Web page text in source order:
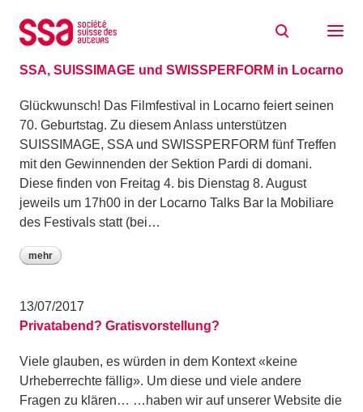
26/07/2017
SSA, SUISSIMAGE und SWISSPERFORM in Locarno
Glückwunsch! Das Filmfestival in Locarno feiert seinen
70. Geburtstag. Zu diesem Anlass unterstützen
SUISSIMAGE, SSA und SWISSPERFORM fünf Treffen
mit den Gewinnenden der Sektion Pardi di domani.
Diese finden von Freitag 4. bis Dienstag 8. August
jeweils um 17h00 in der Locarno Talks Bar la Mobiliare
des Festivals statt (bei…
mehr
13/07/2017
Privatabend? Gratisvorstellung?
Viele glauben, es würden in dem Kontext «keine
Urheberrechte fällig». Um diese und viele andere
Fragen zu klären… …haben wir auf unserer Website die